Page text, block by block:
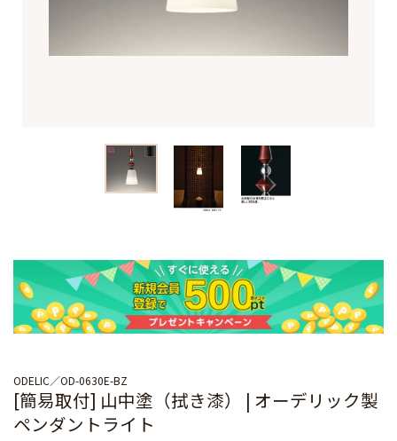
ODELIC OD-0630E-BZ
[簡易取付] 山中塗（拭き漆） | オーデリック製
ペンダントライト